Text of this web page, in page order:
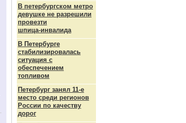
В петербургском метро
девушке не разрешили
провезти
шпица‑инвалида
В Петербурге
стабилизировалась
ситуация с
обеспечением
топливом
Петербург занял 11-е
место среди регионов
России по качеству
дорог